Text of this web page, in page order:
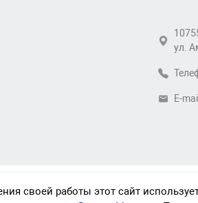
ул.
E-
своей работы этот сайт